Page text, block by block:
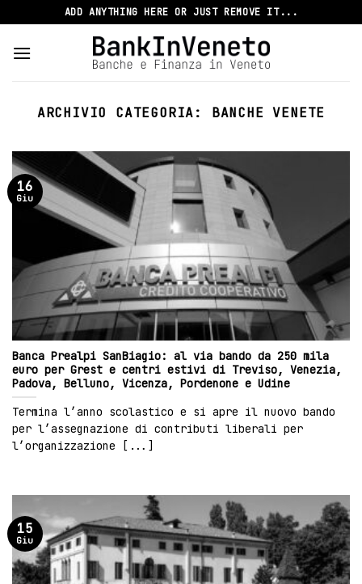
to
content
ADD ANYTHING HERE OR JUST REMOVE IT...
ARCHIVIO CATEGORIA: BANCHE VENETE
Banca Prealpi SanBiagio: al via bando da 250 mila
euro per Grest e centri estivi di Treviso, Venezia,
Padova, Belluno, Vicenza, Pordenone e Udine
Termina l’anno scolastico e si apre il nuovo bando
per l’assegnazione di contributi liberali per
l’organizzazione [...]
16
Giu
15
Giu